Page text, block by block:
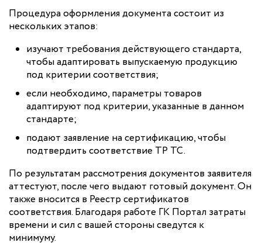
Процедура оформления документа состоит из
нескольких этапов:
изучают требования действующего стандарта,
чтобы адаптировать выпускаемую продукцию
под критерии соответствия;
если необходимо, параметры товаров
адаптируют под критерии, указанные в данном
стандарте;
подают заявление на сертификацию, чтобы
подтвердить соответствие ТР ТС.
По результатам рассмотрения документов заявителя
аттестуют, после чего выдают готовый документ. Он
также вносится в Реестр сертификатов
соответствия. Благодаря работе ГК Портал затраты
времени и сил с вашей стороны сведутся к
минимуму.